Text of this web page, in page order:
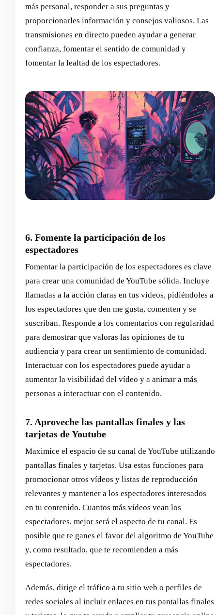
más personal, responder a sus preguntas y
proporcionarles información y consejos valiosos. Las
transmisiones en directo pueden ayudar a generar
confianza, fomentar el sentido de comunidad y
fomentar la lealtad de los espectadores.
6. Fomente la participación de los
espectadores
Fomentar la participación de los espectadores es clave
para crear una comunidad de YouTube sólida. Incluye
llamadas a la acción claras en tus vídeos, pidiéndoles a
los espectadores que den me gusta, comenten y se
suscriban. Responde a los comentarios con regularidad
para demostrar que valoras las opiniones de tu
audiencia y para crear un sentimiento de comunidad.
Interactuar con los espectadores puede ayudar a
aumentar la visibilidad del vídeo y a animar a más
personas a interactuar con el contenido.
7. Aproveche las pantallas finales y las
tarjetas de Youtube
Maximice el espacio de su canal de YouTube utilizando
pantallas finales y tarjetas. Usa estas funciones para
promocionar otros vídeos y listas de reproducción
relevantes y mantener a los espectadores interesados
en tu contenido. Cuantos más vídeos vean los
espectadores, mejor será el aspecto de tu canal. Es
posible que te ganes el favor del algoritmo de YouTube
y, como resultado, que te recomienden a más
espectadores.
Además, dirige el tráfico a tu sitio web o perfiles de
redes sociales al incluir enlaces en tus pantallas finales